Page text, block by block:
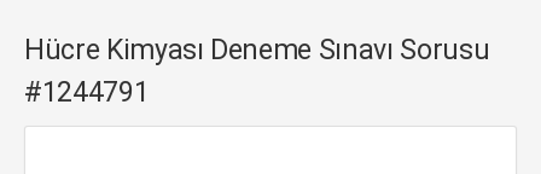
Hücre Kimyası Deneme Sınavı Sorusu
#1244791